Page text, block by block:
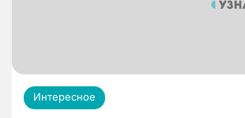
Интересное